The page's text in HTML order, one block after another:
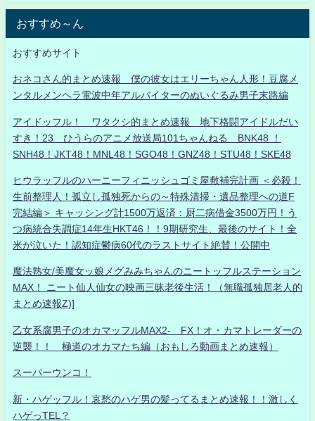
おすすめ～ん
おすすめサイト
おネコさん的まとめ速報 僕の彼女はエリーちゃん人形！豆腐メ
ンタルメンヘラ電波中年アルバイターのぬいぐるみ男子末路編
アイドッフル！ ワタクシ的まとめ速報 地下格闘アイドルだい
すき！23 ひうらのアニメ放送局101ちゃんねる BNK48 ！
SNH48！JKT48！MNL48！SGO48！GNZ48！STU48！SKE48
ヒウラッフルのハーニーフィニッシュゴミ屋敷補完計画 ＜必殺！
生前整理人！孤立し孤独死からの～特殊清掃・遺品整理への道F
完結編＞ キャッシング計1500万返済：厨二病借金3500万円！う
つ病統合失調症14年生HKT46！！9期研究生、最後のサイト！全
米が泣いた！認知症鬱病60代のラストサイト絶賛！公開中
魔法熟女/美魔女ッ娘メグみみちゃんのニートッフルステーション
MAX！ ニート仙人仙女の映画三昧老後生活！（無職孤独居老人的
まとめ速報Z)]
乙女系腐男子のオカマッフルMAX2- FX！オ・カマトレーダーの
逆襲！！ 極道のオカマたち編（おもしろ動画まとめ速報）
スーパーウンコ！
新・ハゲッフル！哀愁のハゲ男の髪ってるまとめ速報！！激しく
ハゲっTEL？